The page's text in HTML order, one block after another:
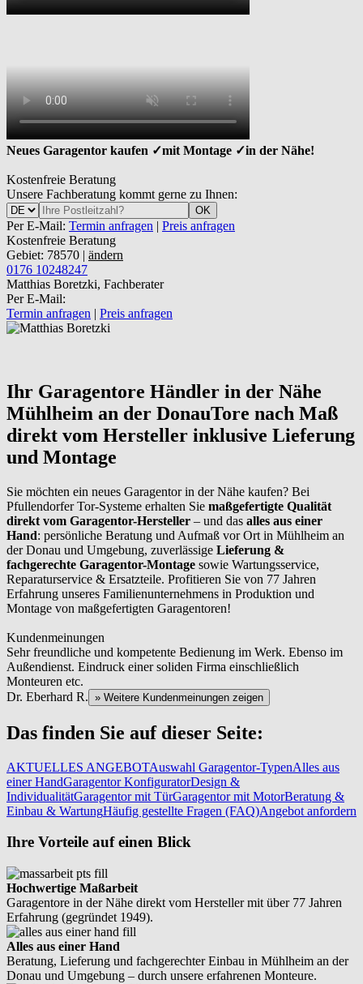
Neues Garagentor kaufen ✓mit Montage ✓in der Nähe!
Kostenfreie Beratung
Unsere Fachberatung kommt gerne zu Ihnen:
OK
Per E-Mail: Termin anfragen | Preis anfragen
Kostenfreie Beratung
Gebiet: 78570 | ändern
0176 10248247
Matthias Boretzki, Fachberater
Per E-Mail:
Termin anfragen | Preis anfragen
Ihr Garagentore Händler in der Nähe
Mühlheim an der DonauTore nach Maß
direkt vom Hersteller inklusive Lieferung
und Montage
Sie möchten ein neues Garagentor in der Nähe kaufen? Bei
Pfullendorfer Tor-Systeme erhalten Sie maßgefertigte Qualität
direkt vom Garagentor-Hersteller – und das alles aus einer
Hand: persönliche Beratung und Aufmaß vor Ort in Mühlheim an
der Donau und Umgebung, zuverlässige Lieferung &
fachgerechte Garagentor-Montage sowie Wartungsservice,
Reparaturservice & Ersatzteile. Profitieren Sie von 77 Jahren
Erfahrung unseres Familienunternehmens in Produktion und
Montage von maßgefertigten Garagentoren!
Kundenmeinungen
Sehr freundliche und kompetente Bedienung im Werk. Ebenso im
Außendienst. Eindruck einer soliden Firma einschließlich
Monteuren etc.
Dr. Eberhard R. » Weitere Kundenmeinungen zeigen
Das finden Sie auf dieser Seite:
AKTUELLES ANGEBOTAuswahl Garagentor-TypenAlles aus
einer HandGaragentor KonfiguratorDesign &
IndividualitätGaragentor mit TürGaragentor mit MotorBeratung &
Einbau & WartungHäufig gestellte Fragen (FAQ)Angebot anfordern
Ihre Vorteile auf einen Blick
Hochwertige Maßarbeit
Garagentore in der Nähe direkt vom Hersteller mit über 77 Jahren
Erfahrung (gegründet 1949).
Alles aus einer Hand
Beratung, Lieferung und fachgerechter Einbau in Mühlheim an der
Donau und Umgebung – durch unsere erfahrenen Monteure.